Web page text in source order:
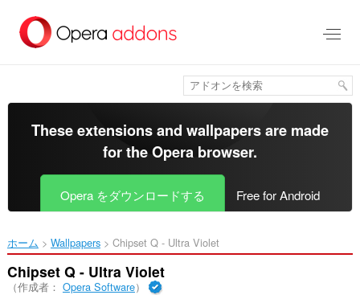
メ
ツ
移
動
These extensions and wallpapers are made
for theOpera browser.
Opera をダウンロードする Free for Android
ホーム Wallpapers Chipset Q - Ultra Violet‎
Chipset Q - Ultra Violet
（作成者： Opera Software）